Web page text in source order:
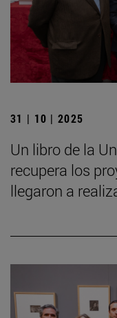
31 | 10 | 2025
Un libro de la
recupera los
llegaron a